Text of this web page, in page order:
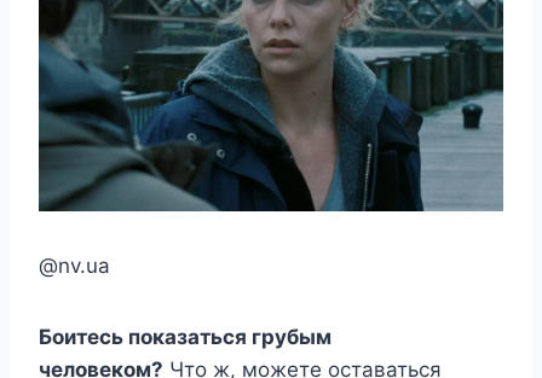
@nv.ua
Боитесь показаться грубым
человеком? Что ж, можете оставаться